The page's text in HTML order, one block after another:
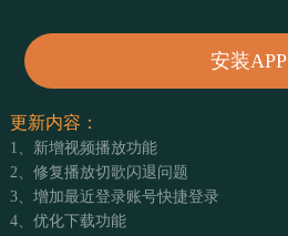
安装APP
更新内容：
1、新增视频播放功能
2、修复播放切歌闪退问题
3、增加最近登录账号快捷登录
4、优化下载功能